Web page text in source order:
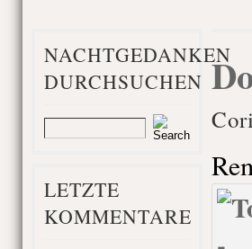
NACHTGEDANKEN
DURCHSUCHEN
LETZTE
KOMMENTARE